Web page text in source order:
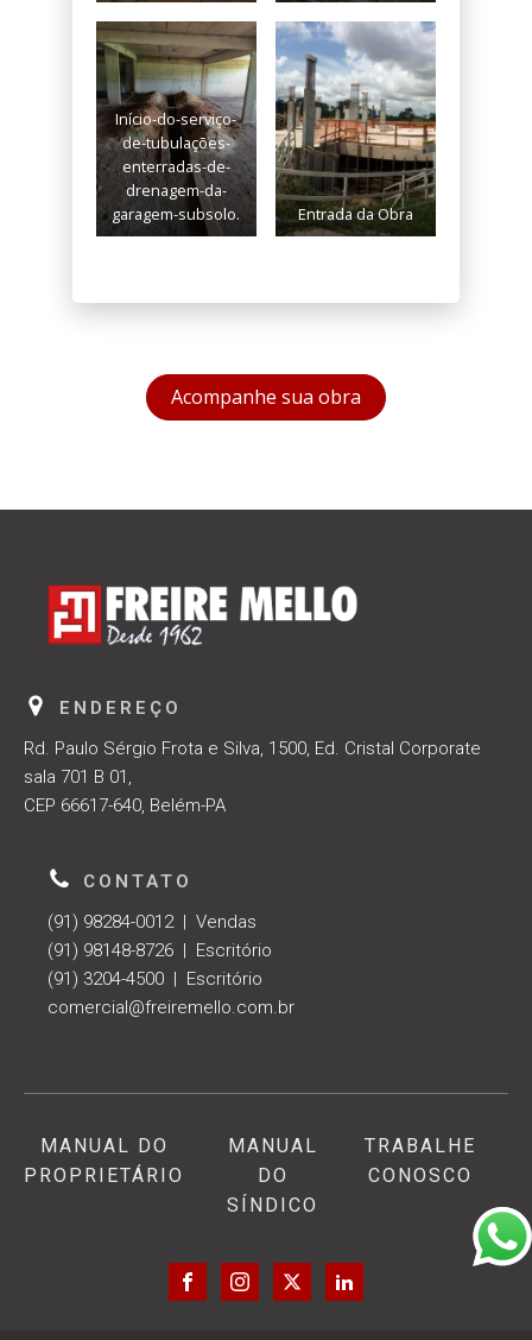
Início-do-serviço-
de-tubulações-
enterradas-de-
drenagem-da-
garagem-subsolo.
Entrada da Obra
Acompanhe sua obra
ENDEREÇO
Rd. Paulo Sérgio Frota e Silva, 1500, Ed. Cristal Corporate
sala 701 B 01,
CEP 66617-640, Belém-PA
CONTATO
(91) 98284-0012 | Vendas
(91) 98148-8726 | Escritório
(91) 3204-4500 | Escritório
comercial@freiremello.com.br
MANUAL DO
PROPRIETÁRIO
MANUAL
DO
SÍNDICO
TRABALHE
CONOSCO